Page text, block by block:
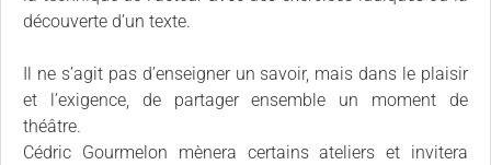
découverte d’un texte.
Il ne s’agit pas d’enseigner un savoir, mais dans le plaisir
et l’exigence, de partager ensemble un moment de
théâtre.
Cédric Gourmelon mènera certains ateliers et invitera